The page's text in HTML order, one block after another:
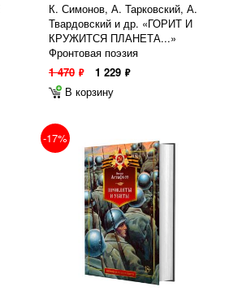
К. Симонов, А. Тарковский, А.
Твардовский и др. «ГОРИТ И
КРУЖИТСЯ ПЛАНЕТА...»
Фронтовая поэзия
1 470 ф 1 229 ф
В корзину
-17%